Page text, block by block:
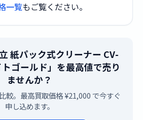
一覧もご覧ください。
紙パック式クリーナー CV-
ゴールド」を最高値で売り
ませんか？
較。最高買取価格 ¥21,000 で今すぐ
申し込めます。